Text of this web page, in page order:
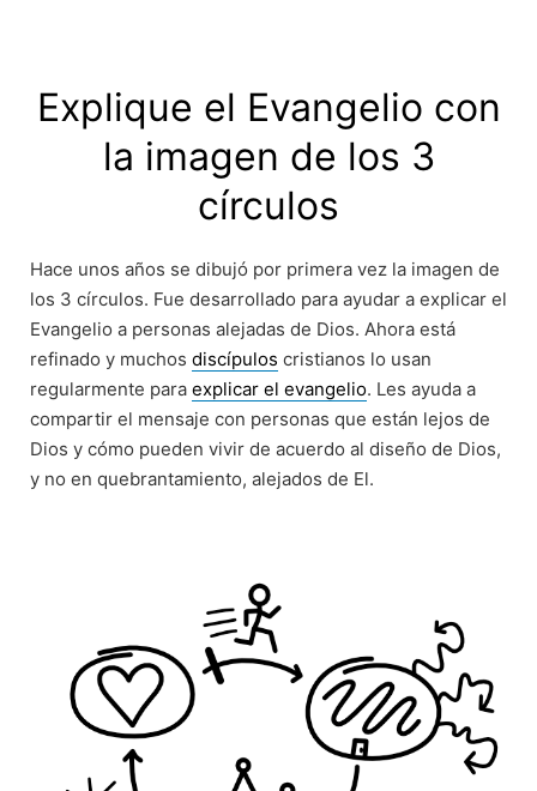
Explique el Evangelio con
la imagen de los 3
círculos
Hace unos años se dibujó por primera vez la imagen de
los 3 círculos. Fue desarrollado para ayudar a explicar el
Evangelio a personas alejadas de Dios. Ahora está
refinado y muchos discípulos cristianos lo usan
regularmente para explicar el evangelio. Les ayuda a
compartir el mensaje con personas que están lejos de
Dios y cómo pueden vivir de acuerdo al diseño de Dios,
y no en quebrantamiento, alejados de El.